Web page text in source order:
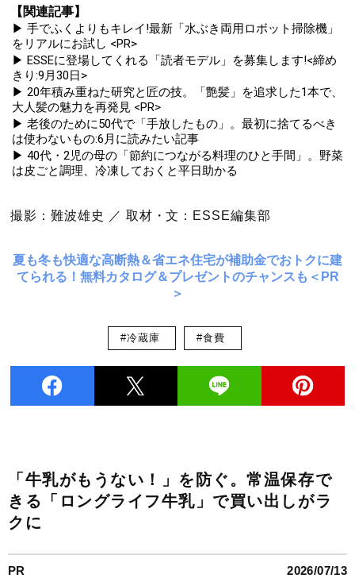
【関連記事】
▶ 手でふくよりもキレイ!最新「水ぶき両用ロボット掃除機」
をリアルにお試し <PR>
▶ ESSEに登場してくれる「読者モデル」を募集します!<締め
きり:9月30日>
▶ 20年積み重ねた研究と匠の技。「艶髪」を追求した1本で、
大人髪の魅力を再発見 <PR>
▶ 老後のために50代で「手放したもの」。最初に捨てるべき
は使わないもの:6月に読みたい記事
▶ 40代・2児の母の「節約につながる料理のひと手間」。野菜
は皮ごと調理、冷凍しておくと平日助かる
撮影：難波雄史 ／ 取材・文：ESSE編集部
夏も冬も快適な高断熱＆省エネ住宅が補助金でおトクに建
てられる！無料カタログ＆プレゼントのチャンスも＜PR
＞
#冷蔵庫 #食費
「牛乳がもうない！」を防ぐ。常温保存で
きる「ロングライフ牛乳」で買い出しがラ
クに
PR 2026/07/13